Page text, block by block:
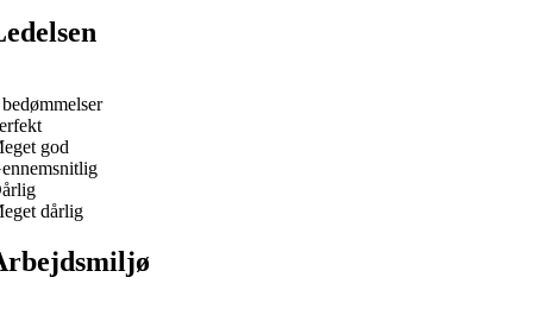
god
dårlig